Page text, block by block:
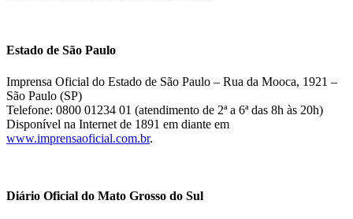
Estado de São Paulo
Imprensa Oficial do Estado de São Paulo – Rua da Mooca, 1921 –
São Paulo (SP)
Telefone: 0800 01234 01 (atendimento de 2ª a 6ª das 8h às 20h)
Disponível na Internet de 1891 em diante em
www.imprensaoficial.com.br.
Diário Oficial do Mato Grosso do Sul